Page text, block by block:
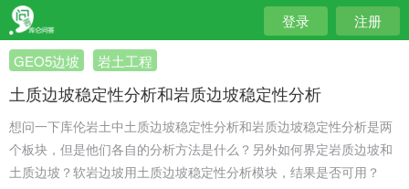
登录 注册
GEO5边坡 岩土工程
土质边坡稳定性分析和岩质边坡稳定性分析
想问一下库伦岩土中土质边坡稳定性分析和岩质边坡稳定性分析是两
个板块，但是他们各自的分析方法是什么？另外如何界定岩质边坡和
土质边坡？软岩边坡用土质边坡稳定性分析模块，结果是否可用？